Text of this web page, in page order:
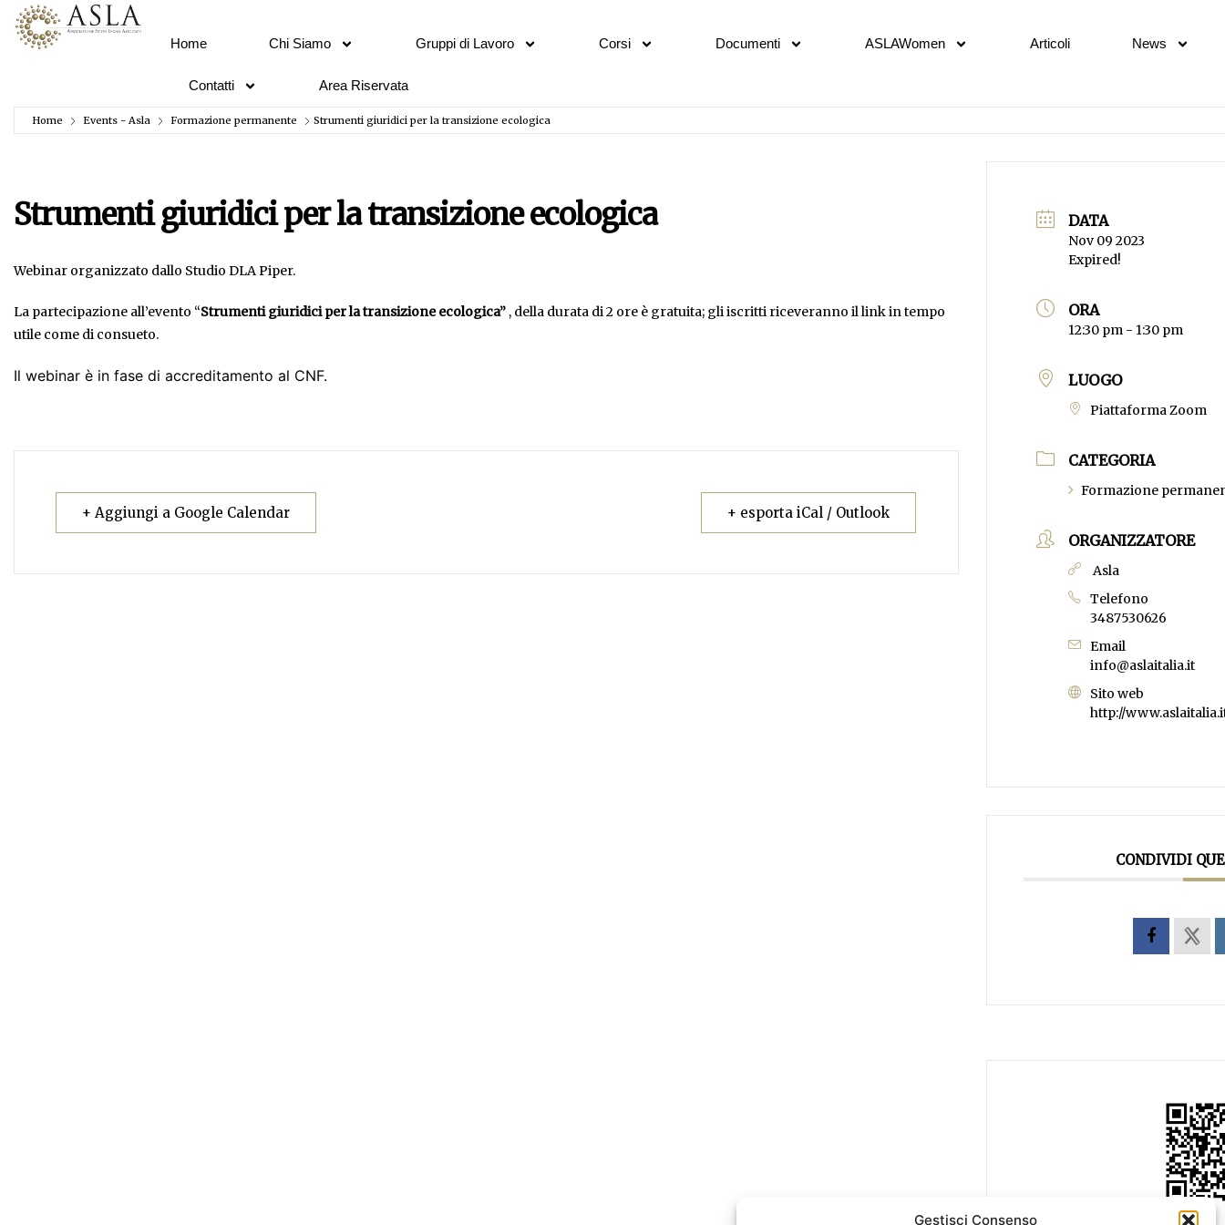
Gestisci Consenso
Home Chi Siamo Gruppi di Lavoro Corsi Documenti ASLAWomen Articoli News
Contatti Area Riservata
Home Events - Asla Formazione permanente Strumenti giuridici per la transizione ecologica
Strumenti giuridici per la transizione ecologica
Webinar organizzato dallo Studio DLA Piper.
La partecipazione all’evento “Strumenti giuridici per la transizione ecologica” , della durata di 2 ore è gratuita; gli iscritti riceveranno il link in tempo
utile come di consueto.
Il webinar è in fase di accreditamento al CNF.
+ Aggiungi a Google Calendar + esporta iCal / Outlook
DATA
Nov 09 2023
Expired!
ORA
12:30 pm - 1:30 pm
LUOGO
Piattaforma Zoom
CATEGORIA
Formazione
ORGANIZZATORE
Asla
Telefono
3487530626
Email
info@aslaitalia.it
Sito web
http://
CONDIVIDI